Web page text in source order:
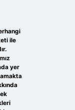
ile
yer